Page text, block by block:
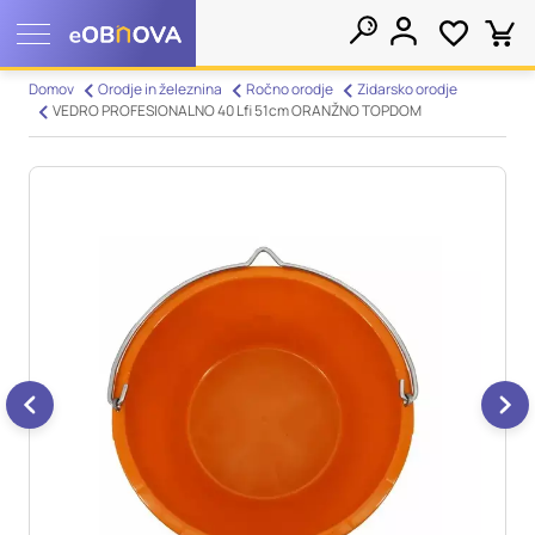
Domov Orodje in železnina Ročno orodje
Zidarsko orodje
VEDRO PROFESIONALNO 40 Lfi 51cm ORANŽNO TOPDOM
Nastavitve piškotkov
piškotkov. Te informacije se lahko navezujejo na vas, vaše
nastavitve, vašo napravo ali pa skrbijo, da vaše spletno mesto
deluje v skladu z vašimi pričakovanji. Te informacije običajno
ne razkrivajo neposredno vaše identitete, vendar vam lahko
zagotovijo bolj prilagojeno spletno uporabniško izkušnjo.
Nekatere vrste piškotkov lahko zavrnete. Klikajte različna
imena kategorij, da si ogledate več informacij in spremenite
privzete nastavitve. Blokiranje določenih vrst piškotkov vpliva
na vašo uporabo tega spletnega mesta in naše storitve.
Obvezni piškotki